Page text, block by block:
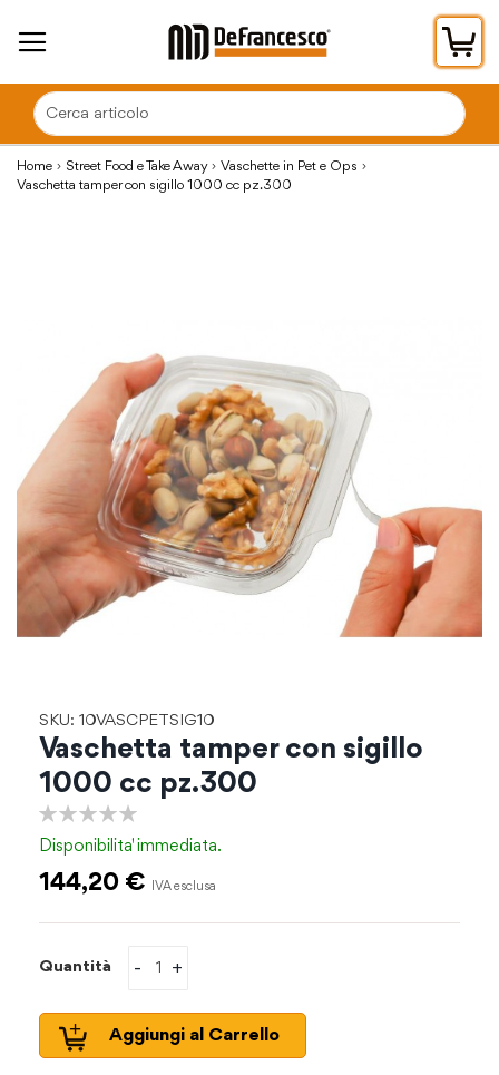
Home Street Food e Take Away
Vaschette in Pet e Ops
Vaschetta tamper con sigillo 1000 cc pz.300
SKU: 10VASCPETSIG10
Vaschetta tamper con sigillo
1000 cc pz.300
Disponibilita'immediata.
144,20 €
Quantità +
-
Aggiungi al Carrello
all'inizio
galleria